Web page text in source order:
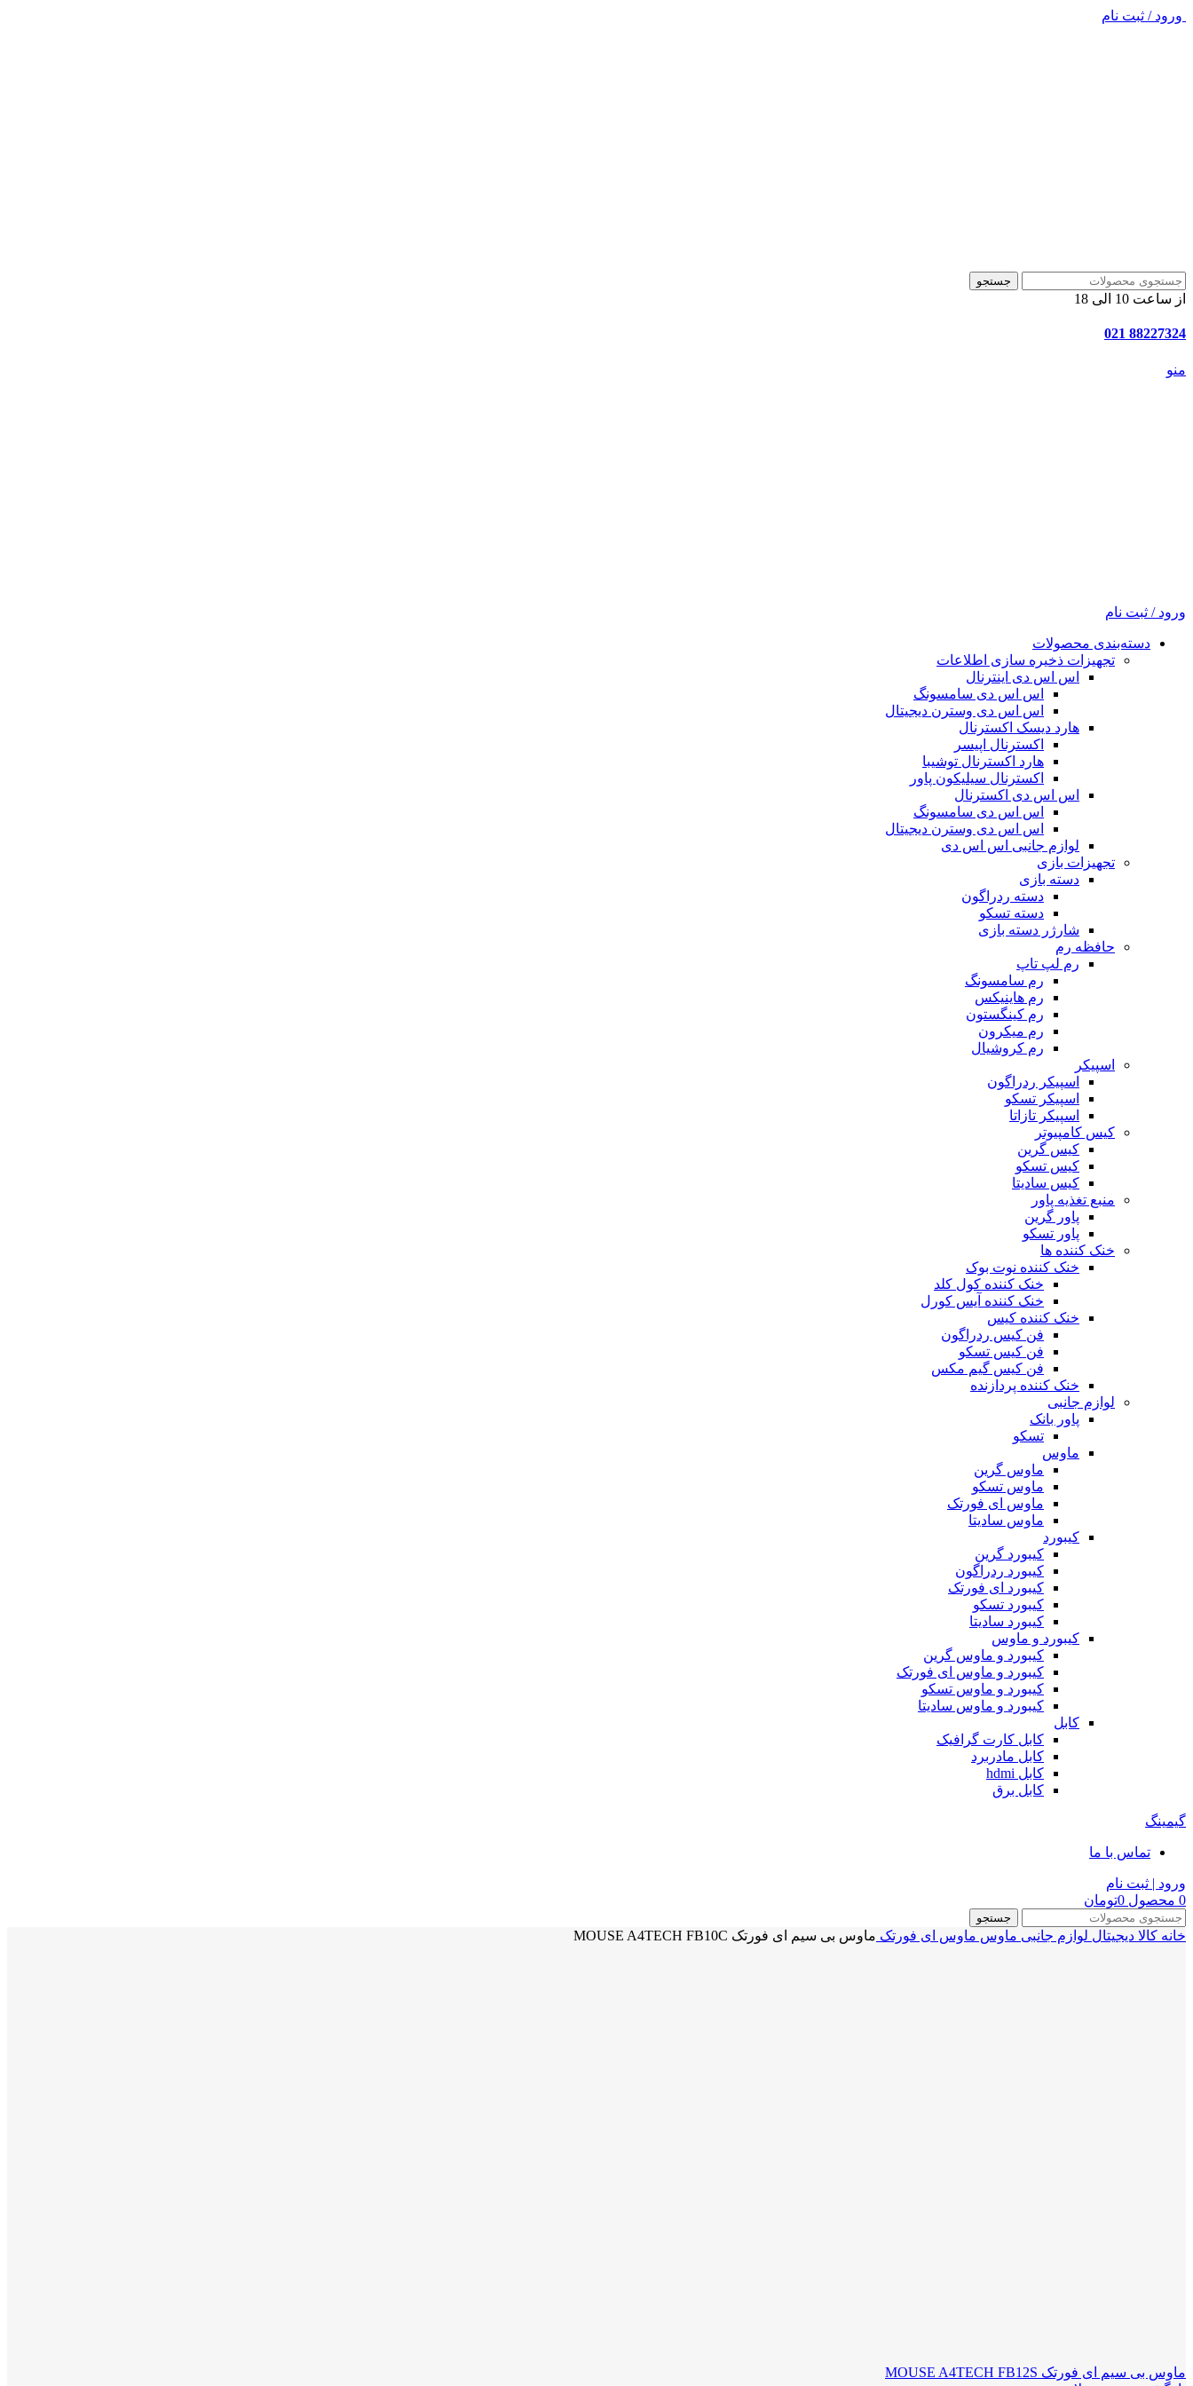
ورود / ثبت نام
جستجو
از ساعت 10 الی 18
88227324 021
منو
ورود / ثبت نام
دسته‌بندی محصولات
تجهیزات ذخیره سازی اطلاعات
اس اس دی اینترنال
اس اس دی سامسونگ
اس اس دی وسترن دیجیتال
هارد دیسک اکسترنال
اکسترنال اپیسر
هارد اکسترنال توشیبا
اکسترنال سیلیکون پاور
اس اس دی اکسترنال
اس اس دی سامسونگ
اس اس دی وسترن دیجیتال
لوازم جانبی اس اس دی
تجهیزات بازی
دسته بازی
دسته ردراگون
دسته تسکو
شارژر دسته بازی
حافظه رم
رم لپ تاپ
رم سامسونگ
رم هاینیکس
رم کینگستون
رم میکرون
رم کروشیال
اسپیکر
اسپیکر ردراگون
اسپیکر تسکو
اسپیکر تازاتا
کیس کامپیوتر
کیس گرین
کیس تسکو
کیس سادیتا
منبع تغذیه‌ پاور
پاور گرین
پاور تسکو
خنک کننده ها
خنک کننده نوت بوک
خنک کننده کول کلد
خنک کننده آیس کورل
خنک کننده کیس
فن کیس ردراگون
فن کیس تسکو
فن کیس گیم مکس
خنک کننده پردازنده
لوازم جانبی
پاور بانک
تسکو
ماوس
ماوس گرین
ماوس تسکو
ماوس ای فورتک
ماوس سادیتا
کیبورد
کیبورد گرین
کیبورد ردراگون
کیبورد ای فورتک
کیبورد تسکو
کیبورد سادیتا
کیبورد و ماوس
کیبورد و ماوس گرین
کیبورد و ماوس ای فورتک
کیبورد و ماوس تسکو
کیبورد و ماوس سادیتا
کابل
کابل کارت گرافیک
کابل مادربرد
کابل hdmi
کابل برق
گیمینگ
تماس با ما
ورود | ثبت نام
0 محصول 0تومان
جستجو
خانه کالا دیجیتال لوازم جانبی ماوس ماوس ای فورتک ماوس بی سیم ای فورتک MOUSE A4TECH FB10C
ماوس بی سیم ای فورتک MOUSE A4TECH FB12S